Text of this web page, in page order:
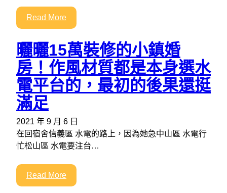
Read More
曬曬15萬裝修的小鎮婚
房！作風材質都是本身選水
電平台的，最初的後果還挺
滿足
2021 年 9 月 6 日
在回宿舍信義區 水電的路上，因為她急中山區 水電行
忙松山區 水電要注台…
Read More